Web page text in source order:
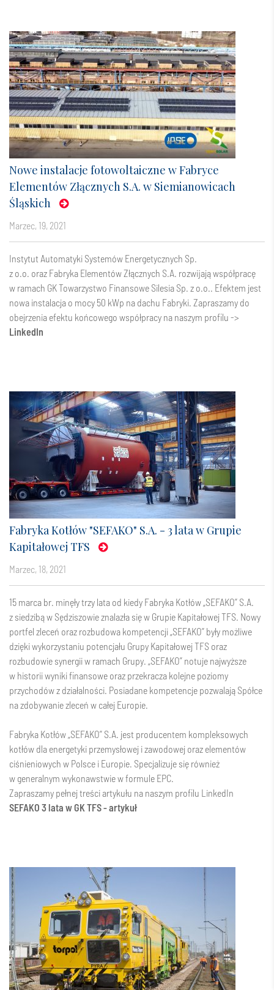
Nowe instalacje fotowoltaiczne w Fabryce
Elementów Złącznych S.A. w Siemianowicach
Śląskich
marzec, 19, 2021
Instytut Automatyki Systemów Energetycznych Sp.
z o.o. oraz Fabryka Elementów Złącznych S.A. rozwijają współpracę
w ramach GK Towarzystwo Finansowe Silesia Sp. z o.o.. Efektem jest
nowa instalacja o mocy 50 kWp na dachu Fabryki. Zapraszamy do
obejrzenia efektu końcowego współpracy na naszym profilu ->
LinkedIn
Fabryka Kotłów "SEFAKO" S.A. - 3 lata w Grupie
Kapitałowej TFS
marzec, 18, 2021
15 marca br. minęły trzy lata od kiedy Fabryka Kotłów „SEFAKO” S.A.
z siedzibą w Sędziszowie znalazła się w Grupie Kapitałowej TFS. Nowy
portfel zleceń oraz rozbudowa kompetencji „SEFAKO” były możliwe
dzięki wykorzystaniu potencjału Grupy Kapitałowej TFS oraz
rozbudowie synergii w ramach Grupy. „SEFAKO” notuje najwyższe
w historii wyniki finansowe oraz przekracza kolejne poziomy
przychodów z działalności. Posiadane kompetencje pozwalają Spółce
na zdobywanie zleceń w całej Europie.
Fabryka Kotłów „SEFAKO” S.A. jest producentem kompleksowych
kotłów dla energetyki przemysłowej i zawodowej oraz elementów
ciśnieniowych w Polsce i Europie. Specjalizuje się również
w generalnym wykonawstwie w formule EPC.
Zapraszamy pełnej treści artykułu na naszym profilu LinkedIn
SEFAKO 3 lata w GK TFS - artykuł